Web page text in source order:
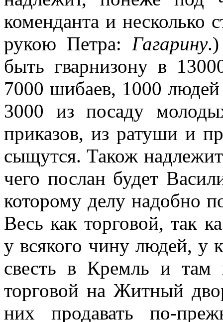
коменданта и несколько
рукою Петра: Гагарину
быть гварнизону в
7000 шибаев, 1000
3000 из посаду
приказов, из ратуши и
сыщутся. Також
чего послан будет
которому делу надобно
Весь как торговой, так
у всякого чину людей, у
свесть в Кремль и там
торговой на Житный
них продавать по-